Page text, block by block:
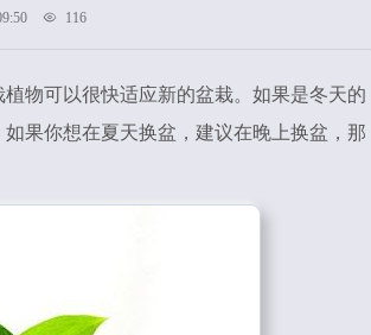
116
物可以很快适应新的盆栽。如果是冬天的
果你想在夏天换盆，建议在晚上换盆，那